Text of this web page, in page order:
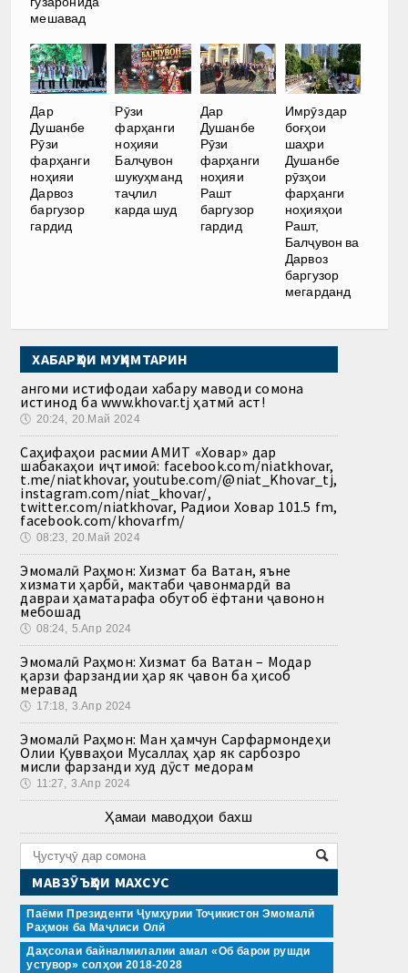
мешавад
Дар
Душанбе
Рӯзи
фарҳанги
ноҳияи
Дарвоз
баргузор
гардид
Рӯзи
фарҳанги
ноҳияи
Балҷувон
шукуҳманд
таҷлил
карда шуд
Дар
Душанбе
Рӯзи
фарҳанги
ноҳияи
Рашт
баргузор
гардид
Имрӯз дар
боғҳои
шаҳри
Душанбе
рӯзҳои
фарҳанги
ноҳияҳои
Рашт,
Балҷувон ва
Дарвоз
баргузор
мегарданд
ХАБАРҲОИ МУҲИМТАРИН
Ҳангоми истифодаи хабару маводи сомона
истинод ба www.khovar.tj ҳатмӣ аст!
🕔 20:24, 20.Май 2024
Саҳифаҳои расмии АМИТ «Ховар» дар
шабакаҳои иҷтимоӣ: facebook.com/niatkhovar,
t.me/niatkhovar, youtube.com/@niat_Khovar_tj,
instagram.com/niat_khovar/,
twitter.com/niatkhovar, Радиои Ховар 101.5 fm,
facebook.com/khovarfm/
🕔 08:23, 20.Май 2024
Эмомалӣ Раҳмон: Хизмат ба Ватан, яъне
хизмати ҳарбӣ, мактаби ҷавонмардӣ ва
давраи ҳаматарафа обутоб ёфтани ҷавонон
мебошад
🕔 08:24, 5.Апр 2024
Эмомалӣ Раҳмон: Хизмат ба Ватан – Модар
қарзи фарзандии ҳар як ҷавон ба ҳисоб
меравад
🕔 17:18, 3.Апр 2024
Эмомалӣ Раҳмон: Ман ҳамчун Сарфармондеҳи
Олии Қувваҳои Мусаллаҳ ҳар як сарбозро
мисли фарзанди худ дӯст медорам
🕔 11:27, 3.Апр 2024
Ҳамаи маводҳои бахш
МАВЗӮЪҲОИ МАХСУС
Паёми Президенти Ҷумҳурии Тоҷикистон Эмомалӣ
Раҳмон ба Маҷлиси Олӣ
Даҳсолаи байналмилалии амал «Об барои рушди
устувор» солҳои 2018-2028